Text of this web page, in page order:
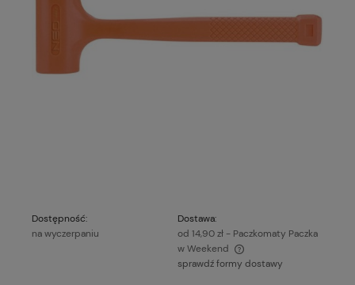
Dostępność:
na wyczerpaniu
Dostawa:
od 14,90 zł - Paczkomaty Paczka
w Weekend
Cena nie zawiera ewentualnych kosztów płatności
sprawdź formy dostawy